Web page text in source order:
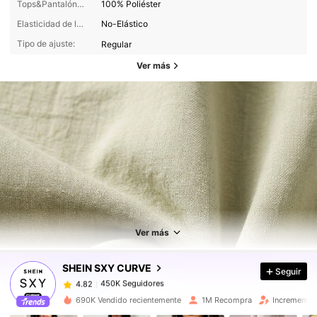
Tops&Pantalón Composición:
100% Poliéster
Elasticidad de la tela:
No-Elástico
Tipo de ajuste:
Regular
Ver más
Ver más
SHEIN SXY CURVE
4.82 450K Seguidores
4.82 450K Seguidores
4.82
450K Seguidores
1***x
pagóHace 9 horas
Seguir
690K Vendido recientemente 1M Recompra Incremento